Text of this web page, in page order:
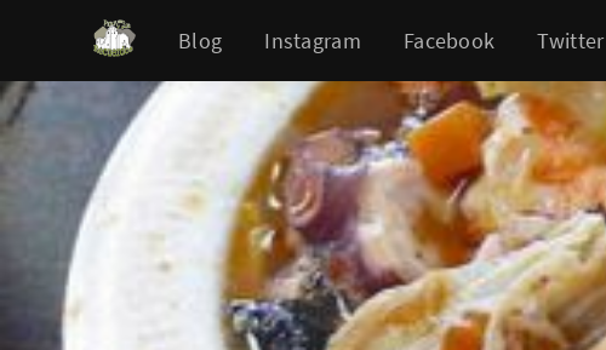
Blog Instagram Facebook Twitter